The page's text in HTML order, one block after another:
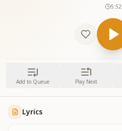
5:52
Add to Queue Play Next
Lyrics